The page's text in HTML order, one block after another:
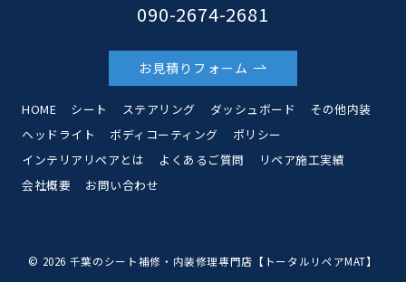
090-2674-2681
お見積りフォーム
HOME シート ステアリング ダッシュボード
その他内装
ヘッドライト
ボディコーティング
ポリシー
インテリアリペアとは
よくあるご質問
リペア施工実績
会社概要
お問い合わせ
© 2026 千葉のシート補修・内装修理専門店【トータルリペアMAT】